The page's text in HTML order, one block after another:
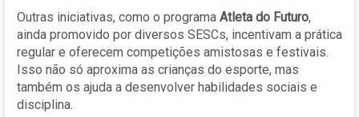
Outras iniciativas, como o programa Atleta do Futuro,
ainda promovido por diversos SESCs, incentivam a prática
regular e oferecem competições amistosas e festivais.
Isso não só aproxima as crianças do esporte, mas
também os ajuda a desenvolver habilidades sociais e
disciplina.